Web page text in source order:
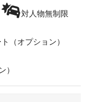
対人物無制限
（オプション）
）